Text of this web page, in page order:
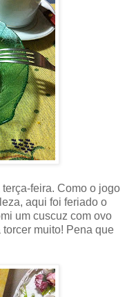
feira. Como o jogo
aqui foi feriado o
um cuscuz com ovo
muito! Pena que